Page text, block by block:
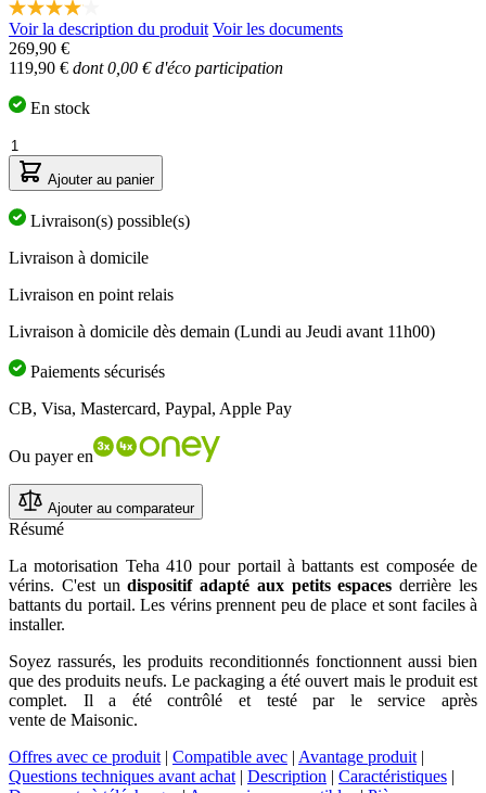
4.1
étoiles
sur
5,
de
note
moyenne.
Read
51
Reviews.
Lien
la
page.
Voir la description du produit Voir les documents
269,90 €
119,90 € dont 0,00 € d'éco participation
En stock
Quantité
Ajouter au panier
Livraison(s) possible(s)
Livraison à domicile
Livraison en point relais
Livraison à domicile dès demain (Lundi au Jeudi avant 11h00)
Paiements sécurisés
CB, Visa, Mastercard, Paypal, Apple Pay
Ou payer en
Ajouter au comparateur
Résumé
La motorisation Teha 410 pour portail à battants est composée de
vérins. C'est undispositif adapté aux petits espaces derrière les
battants du portail. Les vérins prennent peu de place et sont faciles à
installer.
Soyez rassurés, les produits reconditionnés fonctionnent aussi bien
que des produits neufs. Le packaging a été ouvert mais le produit est
complet. Il a été contrôlé et testé par le service après
vente de Maisonic.
Offres avec ce produit | Compatible avec | Avantage produit |
Questions techniques avant achat | Description | Caractéristiques |